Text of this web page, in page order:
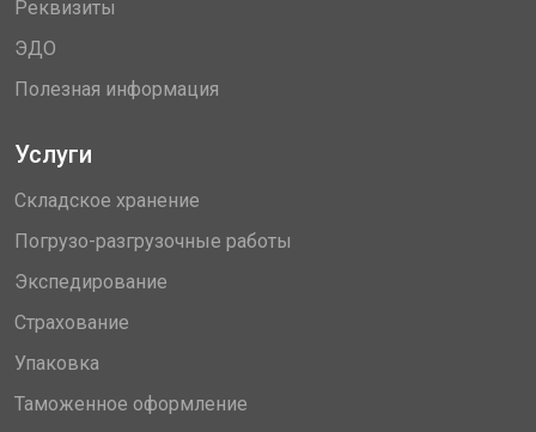
Реквизиты
ЭДО
Полезная информация
Услуги
Складское хранение
Погрузо-разгрузочные работы
Экспедирование
Страхование
Упаковка
Таможенное оформление